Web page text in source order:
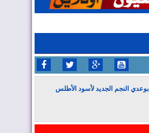
بوعدي النجم الجديد لأسود الأطلس